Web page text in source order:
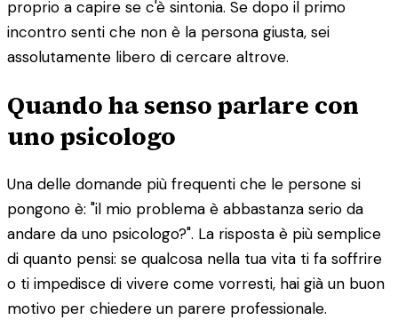
proprio a capire se c'è sintonia. Se dopo il primo
incontro senti che non è la persona giusta, sei
assolutamente libero di cercare altrove.
Quando ha senso parlare con
uno psicologo
Una delle domande più frequenti che le persone si
pongono è: "il mio problema è abbastanza serio da
andare da uno psicologo?". La risposta è più semplice
di quanto pensi: se qualcosa nella tua vita ti fa soffrire
o ti impedisce di vivere come vorresti, hai già un buon
motivo per chiedere un parere professionale.